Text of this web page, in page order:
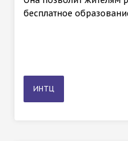
бесплатное
ИНТЦ